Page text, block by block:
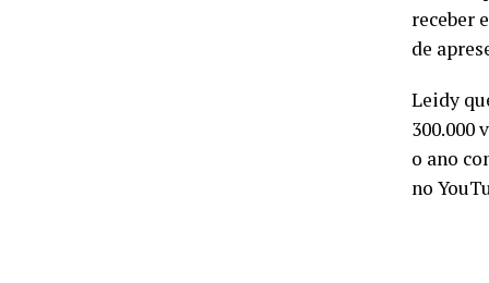
receber
de
Leidy
300.000
o ano
no